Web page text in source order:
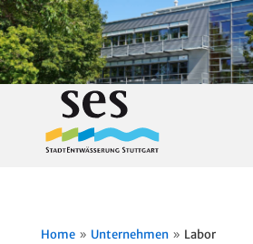
Home 9 Unternehmen 9 Labor